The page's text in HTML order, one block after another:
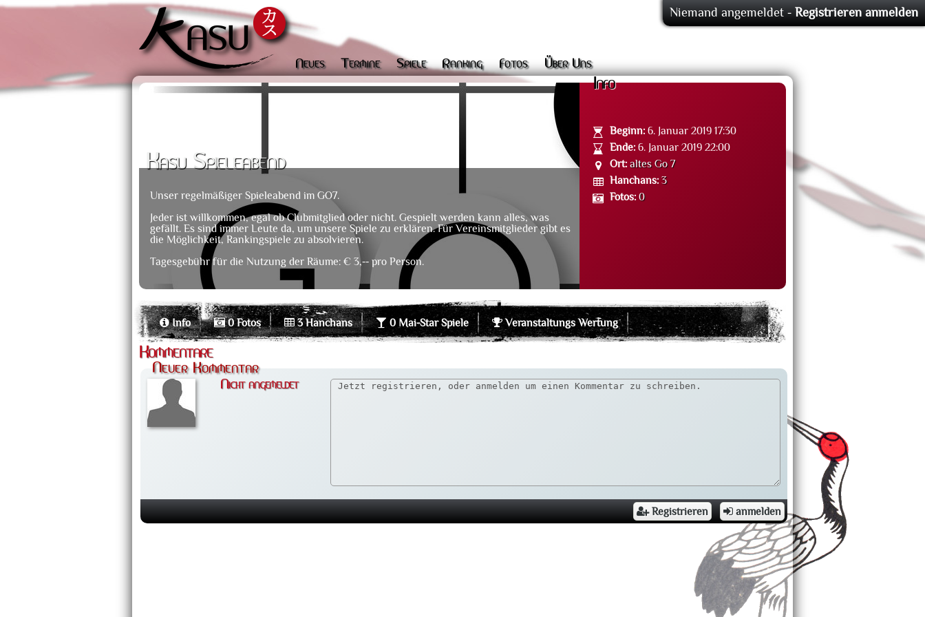
Neues Termine Spiele Ranking Fotos Über Uns
Info
Beginn: 6. Januar 2019 17:30
Ende: 6. Januar 2019 22:00
Ort: altes Go 7
Hanchans: 3
Fotos: 0
Kasu Spieleabend
Unser regelmäßiger Spieleabend im GO7.
Jeder ist willkommen, egal ob Clubmitglied oder nicht. Gespielt werden kann alles, was
gefällt. Es sind immer Leute da, um unsere Spiele zu erklären. Für Vereinsmitglieder gibt es
die Möglichkeit, Rankingspiele zu absolvieren.
Tagesgebühr für die Nutzung der Räume: € 3,-- pro Person.
Info 0 Fotos 3 Hanchans 0 Mai-Star Spiele Veranstaltungs Wertung
Kommentare
Neuer Kommentar
Nicht angemeldet
Registrieren anmelden
Niemand angemeldet -Registrieren anmelden